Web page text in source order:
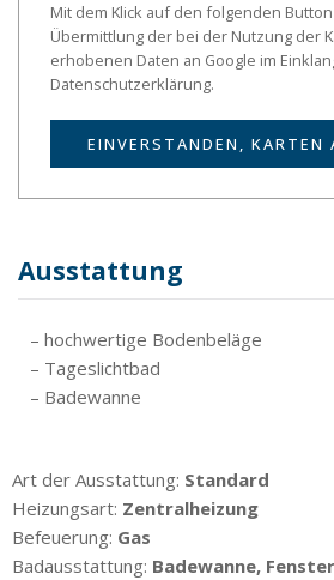
Mit dem Klick auf den folgenden
Übermittlung der bei der Nutzung der
erhobenen Daten an Google im
Datenschutzerklärung.
EINVERSTANDEN, KARTEN
Ausstattung
– hochwertige Bodenbeläge
– Tageslichtbad
– Badewanne
Art der Ausstattung: Standard
Heizungsart: Zentralheizung
Befeuerung: Gas
Badausstattung: Badewanne, Fenster